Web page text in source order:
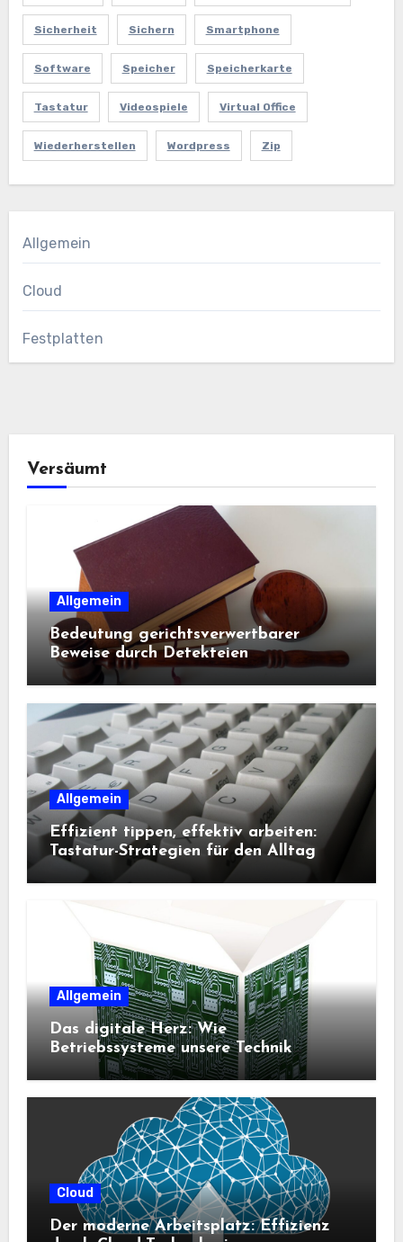
Sicherheit Sichern Smartphone
Software Speicher Speicherkarte
Tastatur Videospiele Virtual Office
Wiederherstellen Wordpress Zip
Allgemein
Cloud
Festplatten
Versäumt
Allgemein
Bedeutung gerichtsverwertbarer
Beweise durch Detekteien
Allgemein
Effizient tippen, effektiv arbeiten:
Tastatur-Strategien für den Alltag
Allgemein
Das digitale Herz: Wie
Betriebssysteme unsere Technik
steuern
Cloud
Der moderne Arbeitsplatz: Effizienz